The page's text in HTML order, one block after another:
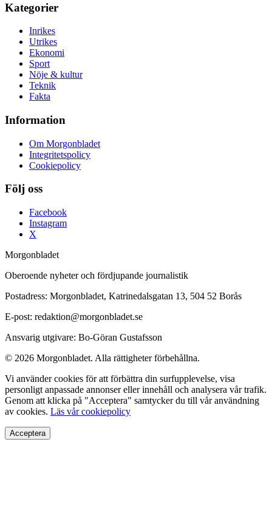
Kategorier
Inrikes
Utrikes
Ekonomi
Sport
Nöje & kultur
Teknik
Fakta
Information
Om Morgonbladet
Integritetspolicy
Cookiepolicy
Följ oss
Facebook
Instagram
X
Morgonbladet
Oberoende nyheter och fördjupande journalistik
Postadress: Morgonbladet, Katrinedalsgatan 13, 504 52 Borås
E-post: redaktion@morgonbladet.se
Ansvarig utgivare: Bo-Göran Gustafsson
© 2026 Morgonbladet. Alla rättigheter förbehållna.
Vi använder cookies för att förbättra din surfupplevelse, visa
personligt anpassade annonser eller innehåll och analysera vår trafik.
Genom att klicka på "Acceptera" samtycker du till vår användning
av cookies. Läs vår cookiepolicy
Acceptera